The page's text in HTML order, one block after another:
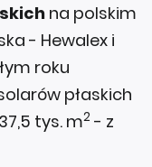
na polskim
- Hewalex i
roku
płaskich
tys. m2 - z